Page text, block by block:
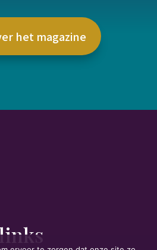
het magazine